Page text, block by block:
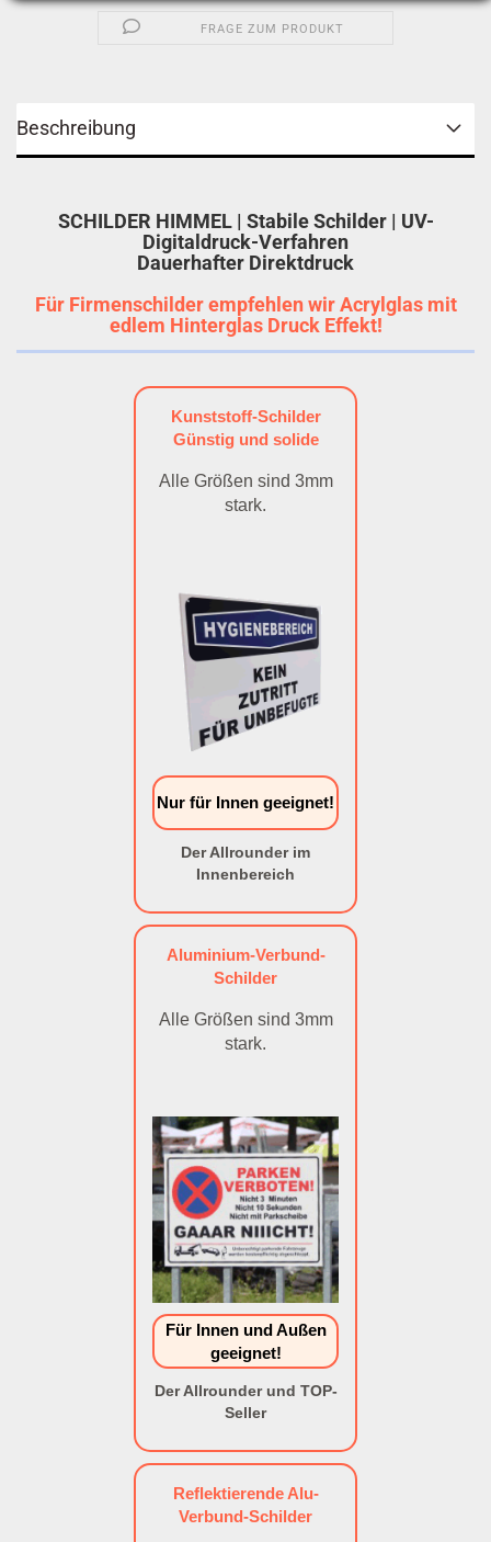
FRAGE ZUM PRODUKT
Beschreibung
SCHILDER HIMMEL | Stabile Schilder | UV-
Digitaldruck-Verfahren
Dauerhafter Direktdruck
Für Firmenschilder empfehlen wir Acrylglas mit
edlem Hinterglas Druck Effekt!
Kunststoff-Schilder
Günstig und solide
Alle Größen sind 3mm
stark.
Nur für Innen geeignet!
Der Allrounder im
Innenbereich
Aluminium-Verbund-
Schilder
Alle Größen sind 3mm
stark.
Für Innen und Außen
geeignet!
Der Allrounder und TOP-
Seller
Reflektierende Alu-
Verbund-Schilder